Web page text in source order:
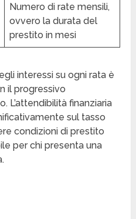
Numero di rate mensili,
ovvero la durata del
prestito in mesi
interessi su ogni rata è
il progressivo
L’attendibilità finanziaria
sul tasso
condizioni di prestito
per chi presenta una